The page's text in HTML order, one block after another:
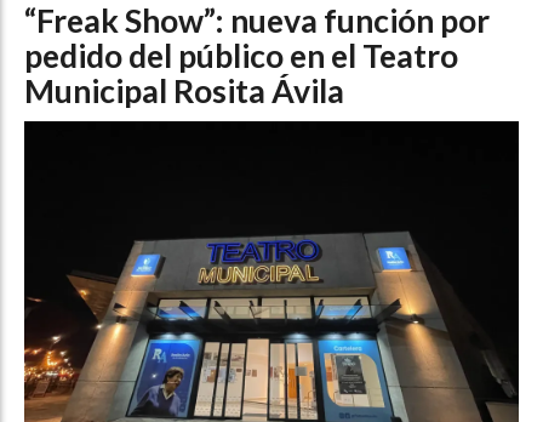
“Freak Show”: nueva función por
pedido del público en el Teatro
Municipal Rosita Ávila